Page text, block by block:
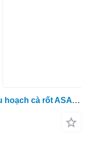
Dây đai băng tải dành cho máy thu hoạch cà rốt ASA Asa Lift 181-203